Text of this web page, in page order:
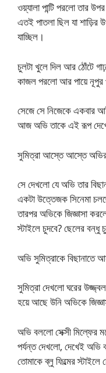
ওয়্যালা পান্টি পরলো তার
এতই পাতলা ছিল যা শাড়ির
যাচ্ছিল।
চুলটা খুলে দিল আর ঠোঁটে
কাজল পরলো আর পায়ে
সেজে সে নিজেকে একবার
আজ অভি তাকে এই রূপ দেখে
সুমিত্রা আস্তে আস্তে
সে দেখলো যে অভি তার
একটা উত্তেজক সিনেমা
তারপর অভিকে জিজ্ঞাসা
স্টাইলে চুদবে? ছেলের বন্ধু
অভি সুমিত্রাকে
সুমিত্রা দেখলো ঘরের
হয়ে আছে উনি অভিকে
অভি বললো সেক্সী মিল্ফের
পর্যন্ত দেখলো, দেখেই
তোমাকে ব্লু ফিল্মের